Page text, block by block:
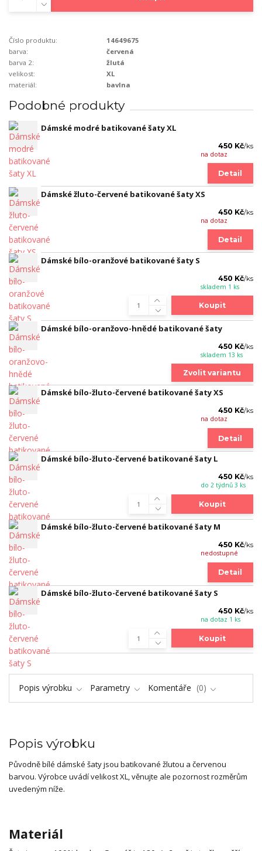
Číslo produktu:
14649675
barva:
červená
barva 2:
žlutá
velikost:
XL
materiál:
bavlna
Podobné produkty
Dámské modré batikované šaty XL
450 Kč/ks
na dotaz
Detail
Dámské žluto-červené batikované šaty XS
450 Kč/ks
na dotaz
Detail
Dámské bílo-oranžové batikované šaty S
450 Kč/ks
skladem 1 ks
Koupit
Dámské bílo-oranžovo-hnědé batikované šaty
450 Kč/ks
skladem 13 ks
Zvolit variantu
Dámské bílo-žluto-červené batikované šaty XS
450 Kč/ks
na dotaz
Detail
Dámské bílo-žluto-červené batikované šaty L
450 Kč/ks
do 2 týdnů 3 ks
Koupit
Dámské bílo-žluto-červené batikované šaty M
450 Kč/ks
nedostupné
Detail
Dámské bílo-žluto-červené batikované šaty S
450 Kč/ks
na dotaz 1 ks
Koupit
Popis výrobku Parametry Komentáře 0
Popis výrobku
Původně bílé dámské šaty jsou batikované žlutou a červenou
barvou. Výrobce uvádí velikost XL, věnujte ale pozornost rozměrům
uvedeným níže.
Materiál